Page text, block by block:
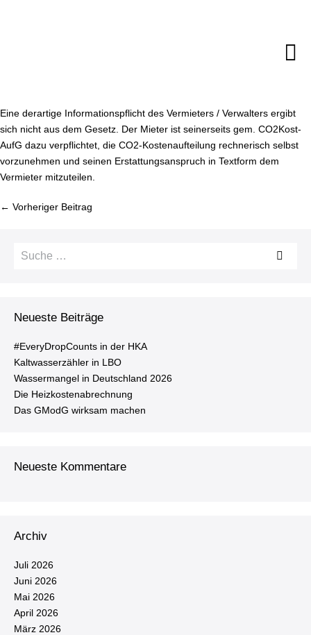
Eine derartige In­for­ma­ti­ons­pflicht des Vermieters / Verwalters ergibt
sich nicht aus dem Gesetz. Der Mieter ist sei­ner­seits gem. CO2­Kost­
AufG dazu ver­pflich­tet, die CO2-Kos­ten­auf­tei­lung rech­ne­risch selbst
vor­zu­neh­men und seinen Er­stat­tungs­an­spruch in Textform dem
Vermieter mit­zu­tei­len.
Bei­
← Vorheriger Beitrag
Suche
Neueste Beiträge
#Ever­y­Drop­Counts in der HKA
Kalt­was­ser­zäh­ler in LBO
Was­ser­man­gel in Deutsch­land 2026
Die Heiz­kos­ten­ab­rech­nung
Das GModG wirksam machen
Neueste Kommentare
Archiv
Juli 2026
Juni 2026
Mai 2026
April 2026
März 2026